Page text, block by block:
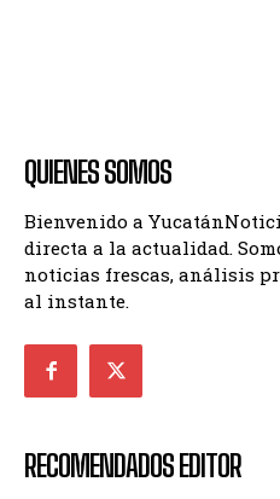
QUIENES SOMOS
Bienvenido a
directa a la actualidad.
noticias frescas, análisis
al instante.
RECOMENDADOS EDITOR